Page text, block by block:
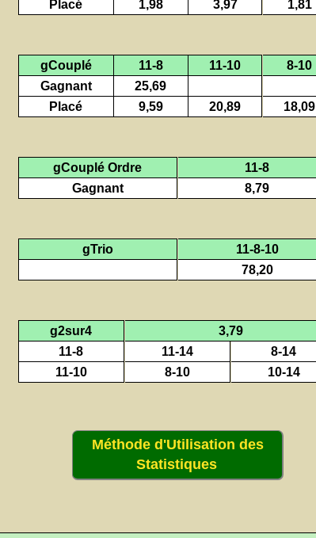
Placé
1,98 3,97 1,81
gCouplé 11-8 11-10
8-10
Gagnant
25,69
Placé
9,59 20,89 18,09
gCouplé Ordre
11-8
Gagnant
8,79
gTrio
11-8-10
78,20
g2sur4
3,79
11-8
11-14
8-14
11-10
8-10 10-14
Méthode d'Utilisation des
Statistiques